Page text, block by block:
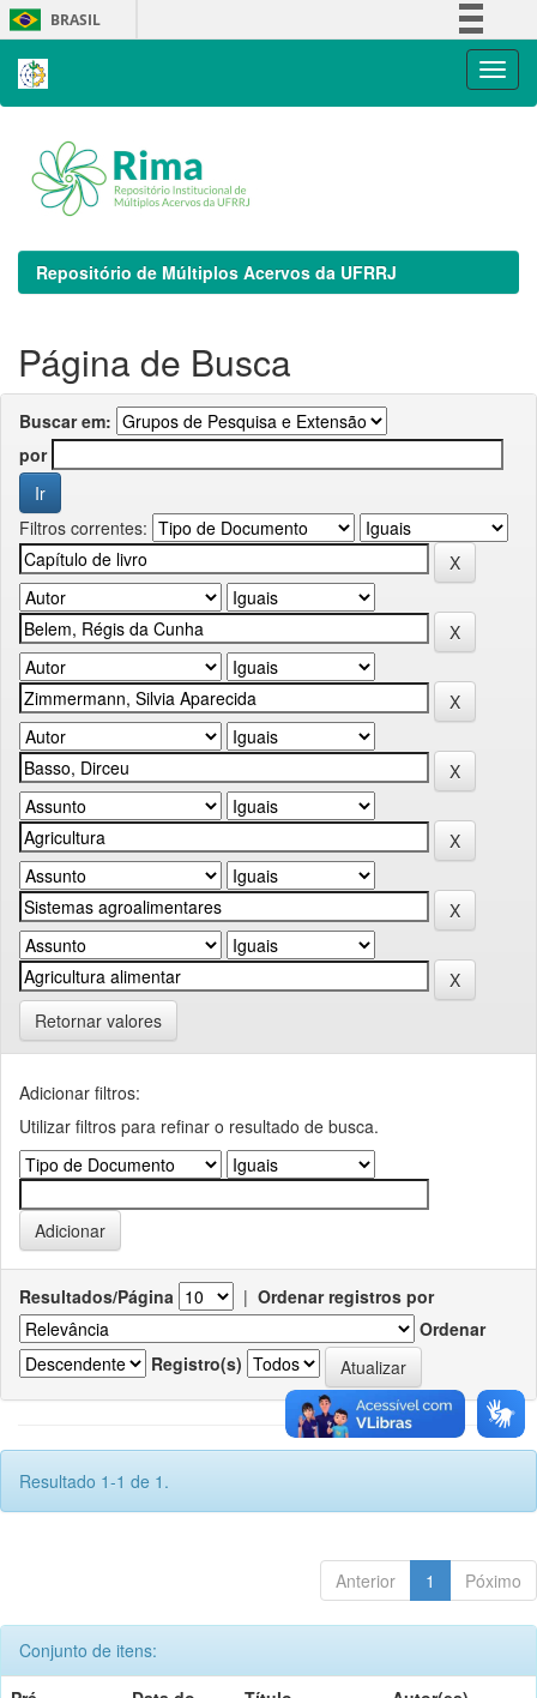
Skip
navigation
BRASIL
Repositório de Múltiplos Acervos da UFRRJ
Página de Busca
Buscar em:
por
Filtros correntes:
Retornar valores
Adicionar filtros:
Utilizar filtros para refinar o resultado de busca.
Resultados/Página | Ordenar registros por
Ordenar
Registro(s)
Resultado 1-1 de 1.
Anterior 1 Póximo
Conjunto de itens: